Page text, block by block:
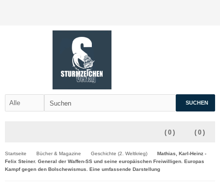
SUCHEN
( 0 )
( 0 )
Startseite Bücher & Magazine Geschichte (2. Weltkrieg)
Mathias, Karl-Heinz -
Felix Steiner. General der Waffen-SS und seine europäischen Freiwilligen. Europas
Kampf gegen den Bolschewismus. Eine umfassende Darstellung